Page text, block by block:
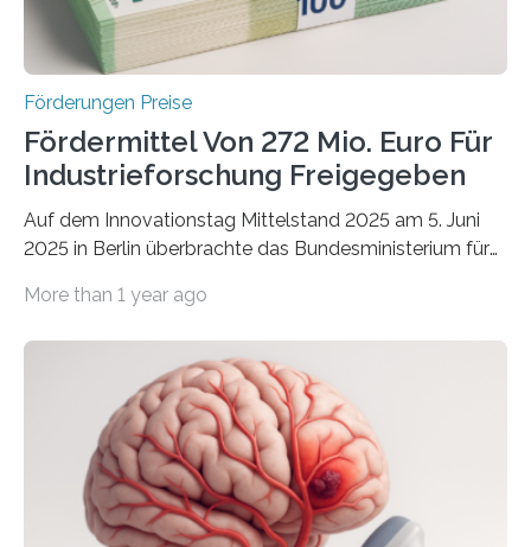
Förderungen Preise
Fördermittel Von 272 Mio. Euro Für
Industrieforschung Freigegeben
Auf dem Innovationstag Mittelstand 2025 am 5. Juni
2025 in Berlin überbrachte das Bundesministerium für
Überplanmäßige Verpflichtungsermächtigungen in
Woche vom Haushaltsausschuss freigegeben – unter
anderem zur Unterstützung der
Industrieforschungsprogramme Industrielle
Gemeinschaftsforschung (IGF), Zentrales
Innovationsprogramm Mittelstand (ZIM) und
Innovationskompetenz INNO-KOM. Auf dem
Innovationstag Mittelstand 2025 am 5. Juni 2025 in
More than 1 year ago